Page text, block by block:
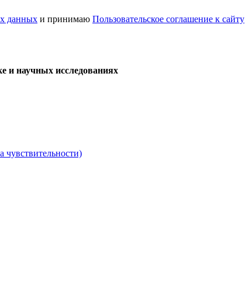
данных и принимаю Пользовательское соглашение к сайту
и научных исследованиях